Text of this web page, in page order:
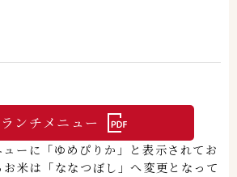
ンチメニュー
ーに「ゆめぴりか」と表示されてお
お米は「ななつぼし」へ変更となって